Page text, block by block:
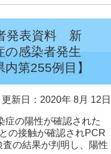
発表資料 新
感染者発生
第255例目】
更新日：2020年 8月 12日
の陽性が確認された
の接触が確認されPCR
の結果が判明し、陽性